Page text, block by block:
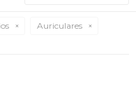
Auriculares